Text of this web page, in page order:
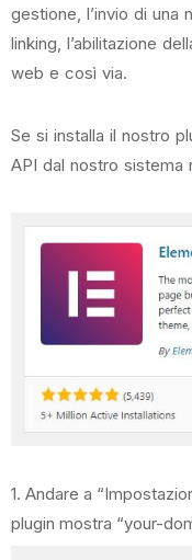
gestione, l’invio di una
linking, l’abilitazione
web e così via.
Se si installa il nostro
API dal nostro sistema
1. Andare a
plugin mostra “your-